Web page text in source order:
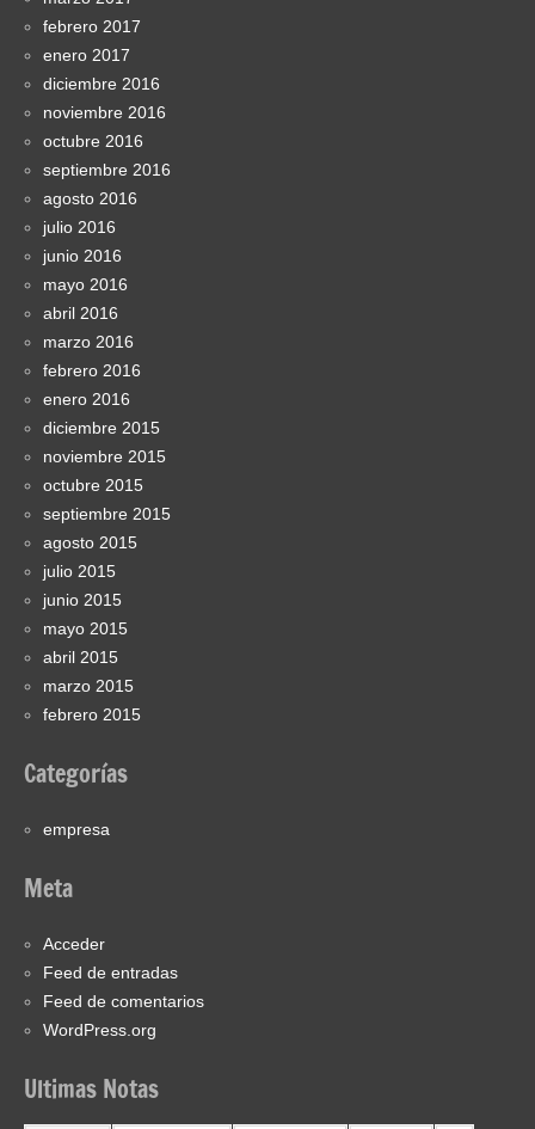
febrero 2017
enero 2017
diciembre 2016
noviembre 2016
octubre 2016
septiembre 2016
agosto 2016
julio 2016
junio 2016
mayo 2016
abril 2016
marzo 2016
febrero 2016
enero 2016
diciembre 2015
noviembre 2015
octubre 2015
septiembre 2015
agosto 2015
julio 2015
junio 2015
mayo 2015
abril 2015
marzo 2015
febrero 2015
Categorías
empresa
Meta
Acceder
Feed de entradas
Feed de comentarios
WordPress.org
Ultimas Notas